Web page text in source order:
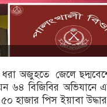
ধরা অজুহতে জেলে
৬৪ বিজিবির
হাজার পিস ইয়াবা